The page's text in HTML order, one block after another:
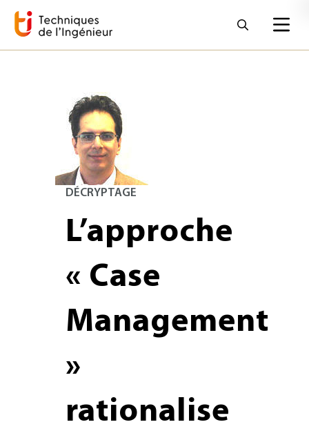
DÉCRYPTAGE
L’approche
« Case
Management
»
rationalise